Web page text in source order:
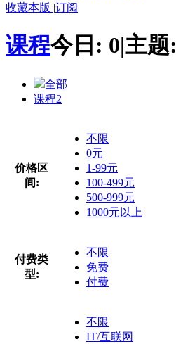
收藏本版 |订阅
课程今日: 0|主题:
全部
课程2
价格区
间:
不限
0元
1-99元
100-499元
500-999元
1000元以上
付费类
型:
不限
免费
付费
不限
IT/互联网